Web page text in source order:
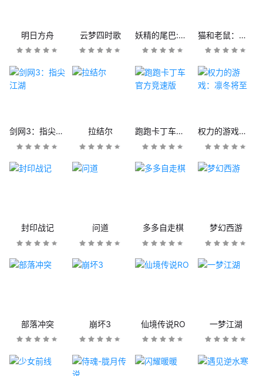
明日方舟 云梦四时歌 妖精的尾巴:魔导少年 猫和老鼠：欢乐互动
剑网3：指尖江湖 拉结尔 跑跑卡丁车官方竞速版 权力的游戏：凛冬将至
封印战记 问道 多多自走棋 梦幻西游
部落冲突 崩坏3 仙境传说RO 一梦江湖